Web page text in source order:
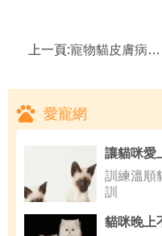
上一頁:寵物貓皮膚病預防辦法 寵物貓皮膚病有哪些
愛寵網
訓練溫順
訓